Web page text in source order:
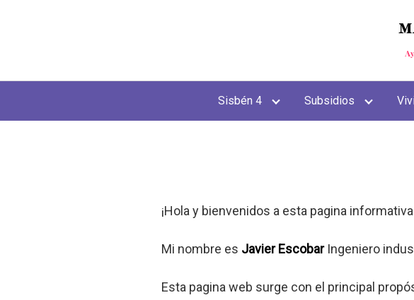
Sisbén 4 Subsidios
¡Hola y bienvenidos a esta pagina
Mi nombre es Javier Escobar Ingeniero
Esta pagina web surge con el principal